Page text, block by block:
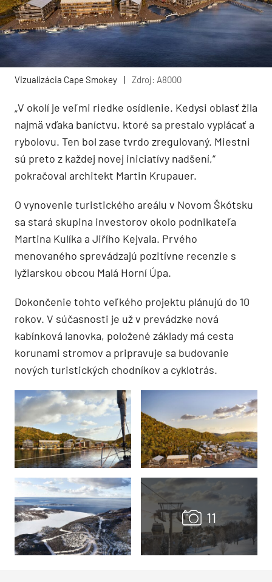
Vizualizácia Cape Smokey | Zdroj: A8000
„V okolí je veľmi riedke osídlenie. Kedysi oblasť žila
najmä vďaka baníctvu, ktoré sa prestalo vyplácať a
rybolovu. Ten bol zase tvrdo zregulovaný. Miestni
sú preto z každej novej iniciatívy nadšení,“
pokračoval architekt Martin Krupauer.
O vynovenie turistického areálu v Novom Škótsku
sa stará skupina investorov okolo podnikateľa
Martina Kulíka a Jiřího Kejvala. Prvého
menovaného sprevádzajú pozitívne recenzie s
lyžiarskou obcou Malá Horní Úpa.
Dokončenie tohto veľkého projektu plánujú do 10
rokov. V súčasnosti je už v prevádzke nová
kabínková lanovka, položené základy má cesta
korunami stromov a pripravuje sa budovanie
nových turistických chodníkov a cyklotrás.